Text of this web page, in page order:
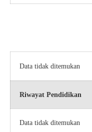
Data tidak ditemukan
Riwayat Pendidikan
Data tidak ditemukan